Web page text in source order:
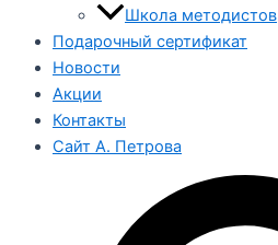
Школа методистов
Подарочный сертификат
Новости
Акции
Контакты
Сайт А. Петрова